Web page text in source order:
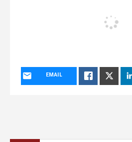
EMAIL